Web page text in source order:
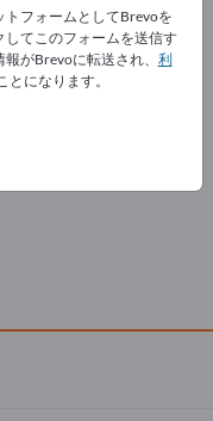
フォームとしてBrevoを
てこのフォームを送信す
がBrevoに転送され、 利
になります。